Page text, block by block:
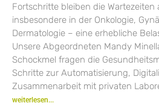
Fortschritte bleiben die Wartezeiten
insbesondere in der Onkologie,
Dermatologie – eine erhebliche
Unsere Abgeordneten Mandy
Schockmel fragen die
Schritte zur Automatisierung,
Zusammenarbeit mit privaten
weiterlesen...